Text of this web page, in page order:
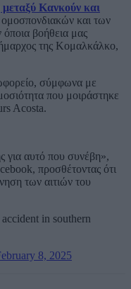
Κανκούν και
και των
βοήθεια μας
της Κομαλκάλκο,
σύμφωνα με
που μοιράστηκε
Acosta.
για αυτό που συνέβη»,
προσθέτοντας ότι
των αιτιών του
in southern
8, 2025